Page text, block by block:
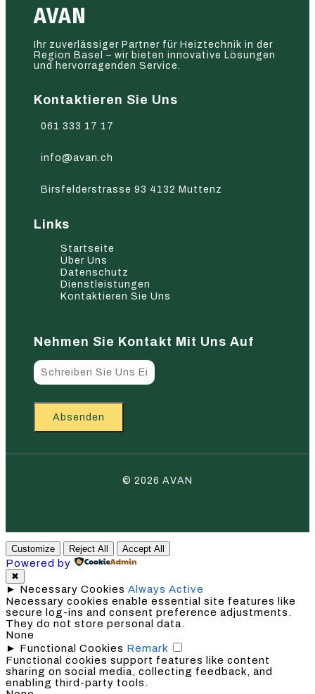
AVAN
Ihr zuverlässiger Partner für Heiztechnik in der
Region Basel – wir bieten innovative Lösungen
und hervorragenden Service.
Kontaktieren Sie Uns
061 333 17 17
info@avan.ch
Birsfelderstrasse 93 4132 Muttenz
Links
Startseite
Über Uns
Datenschutz
Dienstleistungen
Kontaktieren Sie Uns
Nehmen Sie Kontakt Mit Uns Auf
Absenden
© 2026 AVAN
Customize Reject All Accept All
Powered by
✖
► Necessary Cookies Always Active
Necessary cookies enable essential site features like
secure log-ins and consent preference adjustments.
They do not store personal data.
None
► Functional Cookies Remark
Functional cookies support features like content
sharing on social media, collecting feedback, and
enabling third-party tools.